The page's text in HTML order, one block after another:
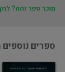
מוכר ספר זהה?
ספרים